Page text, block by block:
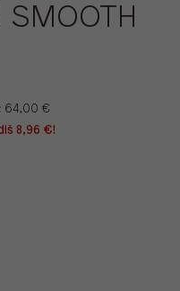
SMOOTH
64,00 €
8,96 €!